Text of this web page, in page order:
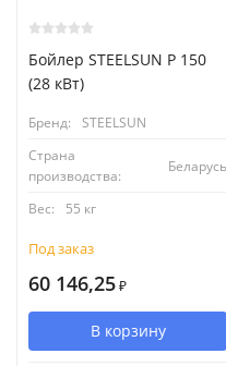
Бойлер STEELSUN P 150
(28 кВт)
Бренд:
STEELSUN
Страна
производства:
Беларусь
Вес: 55 кг
Под заказ
60 146,25 ₽
В корзину